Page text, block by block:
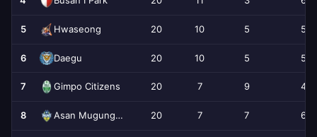
5 Hwaseong 20 10 5 5
6 Daegu 20 10 5 5
7 Gimpo Citizens 20 7 9 4
8 Asan Mugunghwa 20 7 7 6